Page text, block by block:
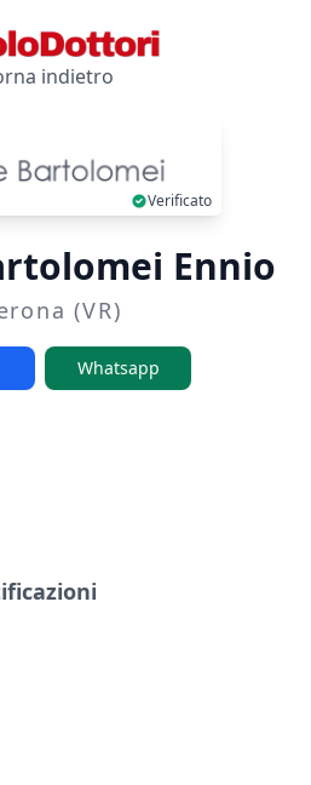
indietro
Verificato
Ennio
(VR)
Whatsapp